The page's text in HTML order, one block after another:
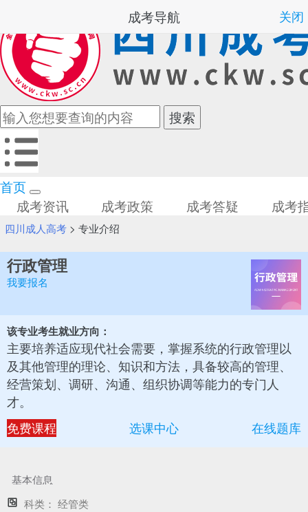
首页
成考资讯
成考政策 成考答疑 成考
四川成人高考> 专业介绍
行政管理
我要报名
该专业考生就业方向：
主要培养适应现代社会需要，掌握系统的行政管理以
及其他管理的理论、知识和方法，具备较高的管理、
经营策划、调研、沟通、组织协调等能力的专门人
才。
免费课程
选课中心 在线题库
基本信息
科类： 经管类
成考导航 关闭